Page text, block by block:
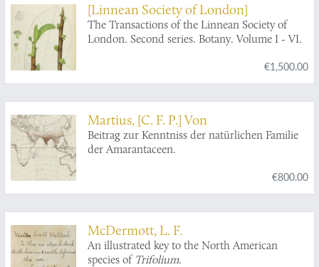
[Linnean Society of London]
The Transactions of the Linnean Society of
London. Second series. Botany. Volume I - VI.
€1,500.00
Martius, [C. F. P.] Von
Beitrag zur Kenntniss der natürlichen Familie
der Amarantaceen.
€800.00
McDermott, L. F.
An illustrated key to the North American
species of Trifolium.